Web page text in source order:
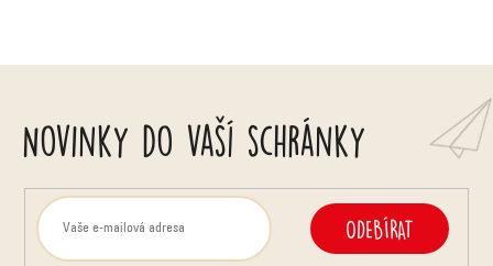
Novinky do vaší schránky
ODEBÍRAT